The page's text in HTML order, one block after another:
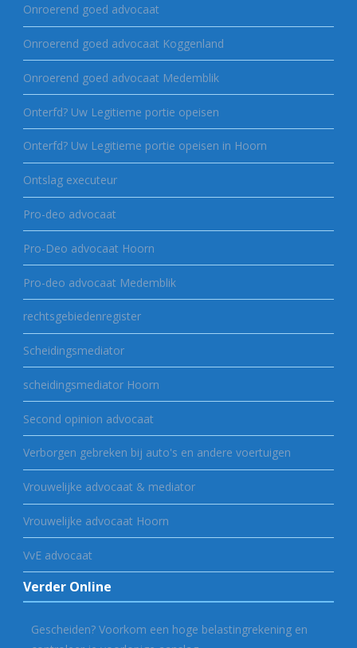
Onroerend goed advocaat
Onroerend goed advocaat Koggenland
Onroerend goed advocaat Medemblik
Onterfd? Uw Legitieme portie opeisen
Onterfd? Uw Legitieme portie opeisen in Hoorn
Ontslag executeur
Pro-deo advocaat
Pro-Deo advocaat Hoorn
Pro-deo advocaat Medemblik
rechtsgebiedenregister
Scheidingsmediator
scheidingsmediator Hoorn
Second opinion advocaat
Verborgen gebreken bij auto's en andere voertuigen
Vrouwelijke advocaat & mediator
Vrouwelijke advocaat Hoorn
VvE advocaat
Verder Online
Gescheiden? Voorkom een hoge belastingrekening en